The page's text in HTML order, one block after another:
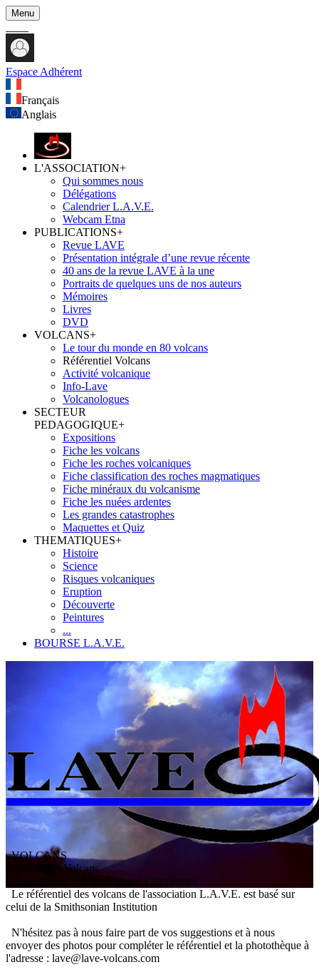
Menu
Espace Adhérent
Français
Anglais
L'ASSOCIATION+
Qui sommes nous
Délégations
Calendrier L.A.V.E.
Webcam Etna
PUBLICATIONS+
Revue LAVE
Présentation intégrale d’une revue récente
40 ans de la revue LAVE à la une
Portraits de quelques uns de nos auteurs
Mémoires
Livres
DVD
VOLCANS+
Le tour du monde en 80 volcans
Référentiel Volcans
Activité volcanique
Info-Lave
Volcanologues
SECTEUR
PEDAGOGIQUE+
Expositions
Fiche les volcans
Fiche les roches volcaniques
Fiche classification des roches magmatiques
Fiche minéraux du volcanisme
Fiche les nuées ardentes
Les grandes catastrophes
Maquettes et Quiz
THEMATIQUES+
Histoire
Science
Risques volcaniques
Eruption
Découverte
Peintures
...
BOURSE L.A.V.E.
VOLCANS
/ Référentiel Volcans
ssociation V olcanologiqueEuropéenne
Le référentiel des volcans de l'association L.A.V.E. est basé sur
celui de la Smithsonian Institution
N'hésitez pas à nous faire part de vos suggestions et à nous
envoyer des photos pour compléter le référentiel et la photothèque à
l'adresse : lave@lave-volcans.com